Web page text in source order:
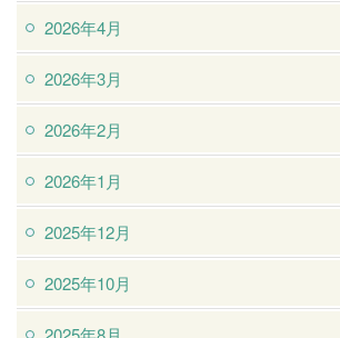
2026年4月
2026年3月
2026年2月
2026年1月
2025年12月
2025年10月